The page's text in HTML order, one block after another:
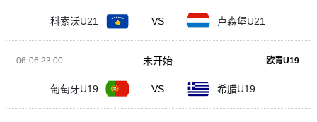
科索沃U21 VS 卢森堡U21
06-06 23:00 欧青U19
葡萄牙U19 VS 希腊U19
未开始